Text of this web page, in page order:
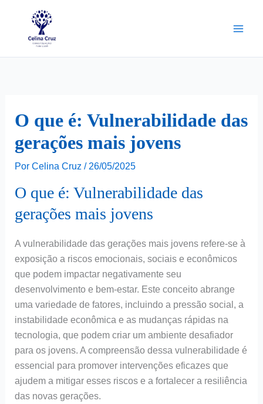
O que é: Vulnerabilidade das
gerações mais jovens
Por Celina Cruz / 26/05/2025
O que é: Vulnerabilidade das
gerações mais jovens
A vulnerabilidade das gerações mais jovens refere-se à
exposição a riscos emocionais, sociais e econômicos
que podem impactar negativamente seu
desenvolvimento e bem-estar. Este conceito abrange
uma variedade de fatores, incluindo a pressão social, a
instabilidade econômica e as mudanças rápidas na
tecnologia, que podem criar um ambiente desafiador
para os jovens. A compreensão dessa vulnerabilidade é
essencial para promover intervenções eficazes que
ajudem a mitigar esses riscos e a fortalecer a resiliência
das novas gerações.